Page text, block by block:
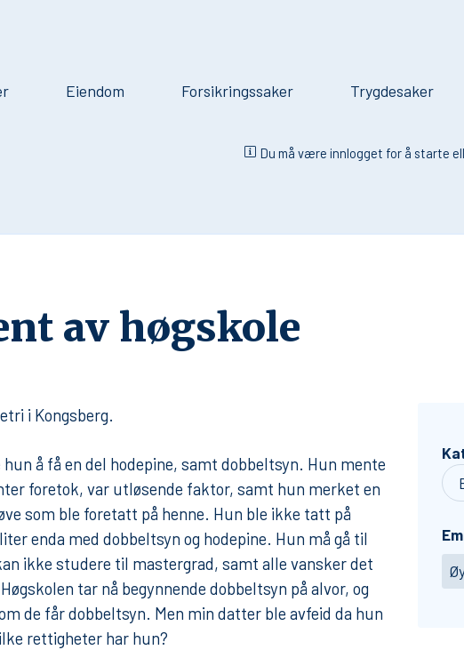
Eiendom Forsikringssaker Trygdesaker
Du må være innlogget for å starte
av høgskole
i Kongsberg.
å få en del hodepine, samt dobbeltsyn. Hun mente
foretok, var utløsende faktor, samt hun merket en
som ble foretatt på henne. Hun ble ikke tatt på
enda med dobbeltsyn og hodepine. Hun må gå til
ikke studere til mastergrad, samt alle vansker det
tar nå begynnende dobbeltsyn på alvor, og
de får dobbeltsyn. Men min datter ble avfeid da hun
rettigheter har hun?